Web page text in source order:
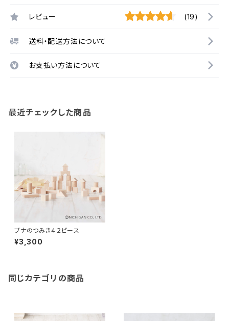
レビュー (19)
送料・配送方法について
お支払い方法について
最近チェックした商品
ブナのつみき４２ピース
¥3,300
同じカテゴリの商品